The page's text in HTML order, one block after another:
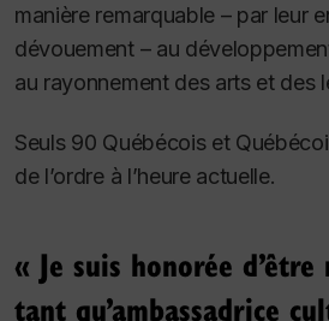
manière remarquable – par leur
dévouement – au
au rayonnement des arts et des
Seuls 90 Québécois et
de l’ordre à l’heure actuelle.
« Je suis honorée d’être
tant qu’ambassadrice